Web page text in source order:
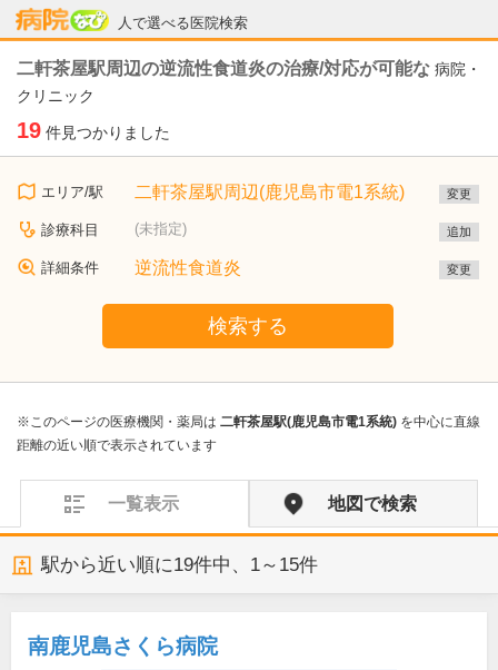
人で選べる医院検索
病院なび
二軒茶屋駅周辺の逆流性食道炎の治療/対応が可能な 病院・
クリニック
19 件見つかりました
エリア/駅 二軒茶屋駅周辺(鹿児島市電1系統) 変更
診療科目 (未指定) 追加
詳細条件 逆流性食道炎 変更
検索する
※このページの医療機関・薬局は 二軒茶屋駅(鹿児島市電1系統) を中心に直線
距離の近い順で表示されています
一覧表示 地図で検索
駅から近い順に19件中、 1～15件
南鹿児島さくら病院